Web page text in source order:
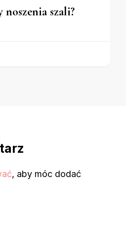
noszenia szali?
, aby móc dodać